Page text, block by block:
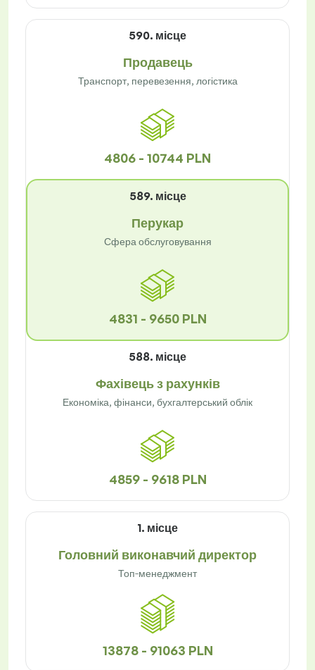
590. місце
Продавець
Транспорт, перевезення, логістика
4806 - 10744 PLN
589. місце
Перукар
Сфера обслуговування
4831 - 9650 PLN
588. місце
Фахівець з рахунків
Економіка, фінанси, бухгалтерський облік
4859 - 9618 PLN
1. місце
Головний виконавчий директор
Топ-менеджмент
13878 - 91063 PLN